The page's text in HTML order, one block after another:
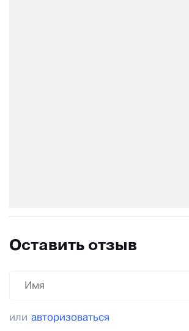
Оставить отзыв
или авторизоваться